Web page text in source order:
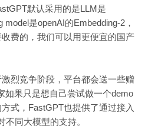
默认采用的是LLM是
是openAI的Embedding-2，
费的，我们可以用更便宜的国产
烈竞争阶段，平台都会送一些赠
如果只是想自己尝试做一个demo
式，FastGPT也提供了通过接入
同大模型的支持。